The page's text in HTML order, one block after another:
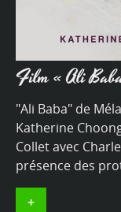
Film « Ali
"Ali Baba" de
Katherine
Collet avec
présence des
+